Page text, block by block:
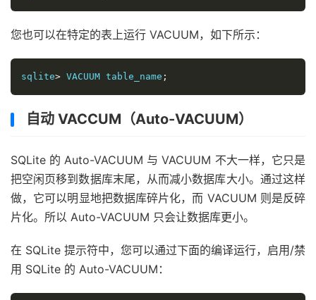
您也可以在特定的表上运行 VACUUM，如下所示：
sqlite> VACUUM table_name ;
自动 VACCUM（Auto-VACUUM）
SQLite 的 Auto-VACUUM 与 VACUUM 不大一样，它只是
把空闲页移到数据库末尾，从而减小数据库大小。通过这样
做，它可以明显地把数据库碎片化，而 VACUUM 则是反碎
片化。所以 Auto-VACUUM 只会让数据库更小。
在 SQLite 提示符中，您可以通过下面的编译运行，启用/禁
用 SQLite 的 Auto-VACUUM：